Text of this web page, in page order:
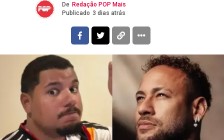
De Redação POP Mais
Publicado 3 dias atrás